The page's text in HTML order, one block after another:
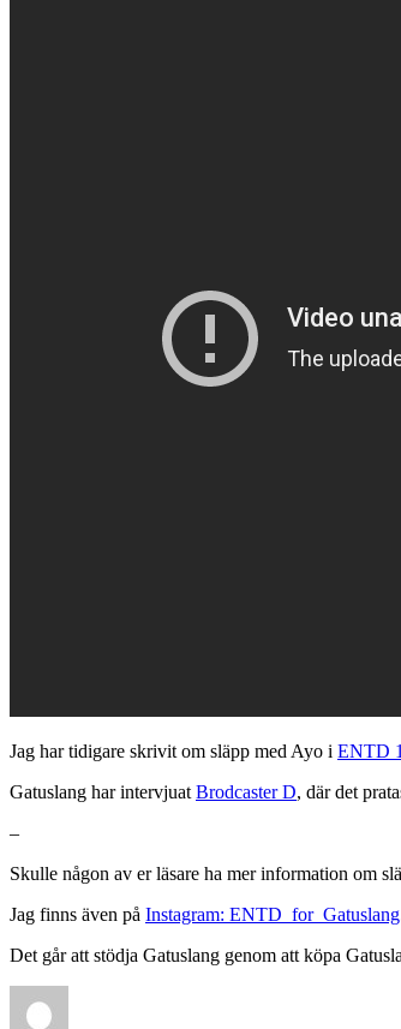
Jag har tidigare skrivit om släpp med Ayo i ENTD
Gatuslang har intervjuatBrodcaster D, där det
–
Skulle någon av er läsare ha mer information om
Jag finns även på Instagram: ENTD_for_Gatuslang
Det går att stödja Gatuslang genom att köpa